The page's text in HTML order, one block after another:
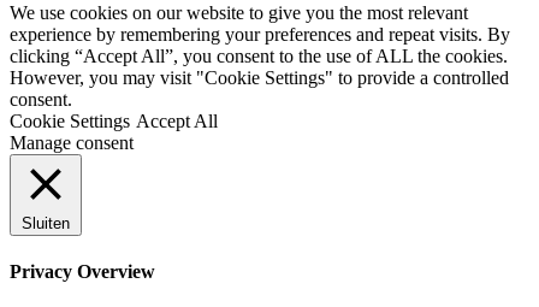
We use cookies on our website to give you the most relevant
experience by remembering your preferences and repeat visits. By
clicking “Accept All”, you consent to the use of ALL the cookies.
However, you may visit "Cookie Settings" to provide a controlled
consent.
Cookie Settings Accept All
Manage consent
Sluiten
Privacy Overview